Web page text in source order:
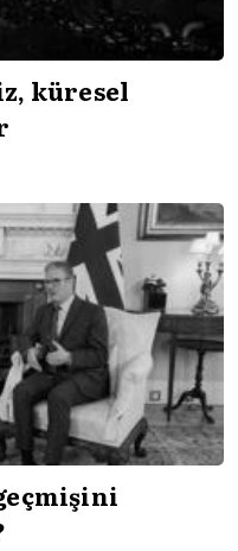
küresel